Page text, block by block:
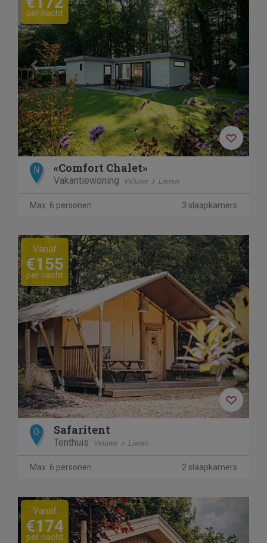
per nacht
N «Comfort Chalet»
Vakantiewoning Veluwe Lieren
Max. 6 personen 3 slaapkamers
Previous Next
Vanaf
€155
per nacht
O Safaritent
Tenthuis Veluwe Lieren
Max. 6 personen 2 slaapkamers
Previous
Vanaf
€174
per nacht